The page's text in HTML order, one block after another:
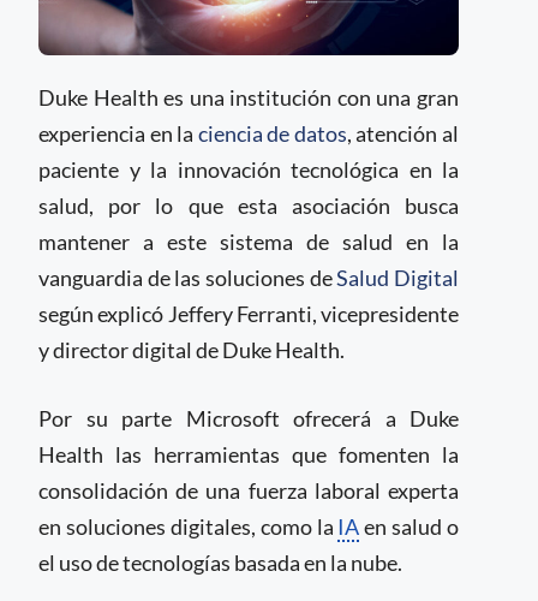
Duke Health es una institución con una gran
experiencia en la ciencia de datos, atención al
paciente y la innovación tecnológica en la
salud, por lo que esta asociación busca
mantener a este sistema de salud en la
vanguardia de las soluciones deSalud Digital
según explicó Jeffery Ferranti, vicepresidente
y director digital de Duke Health.
Por su parte Microsoft ofrecerá a Duke
Health las herramientas que fomenten la
consolidación de una fuerza laboral experta
en soluciones digitales, como la IAen salud o
el uso de tecnologías basada en la nube.